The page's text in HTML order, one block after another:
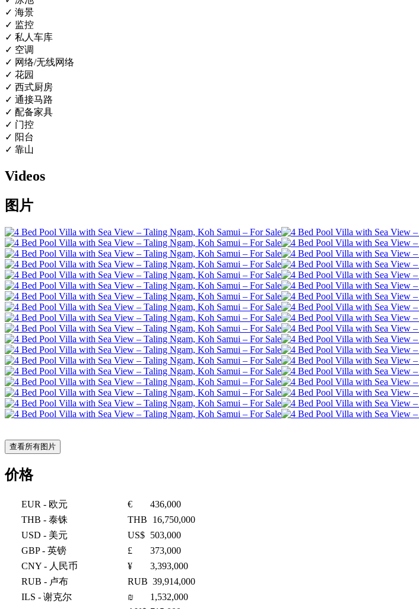
✓ 海景
✓ 监控
✓ 私人车库
✓ 空调
✓ 网络/无线网络
✓ 花园
✓ 西式厨房
✓ 通接马路
✓ 配备家具
✓ 门控
✓ 阳台
✓ 靠山
Videos
图片
查看所有图片
价格
EUR - 欧元 €
436,000
THB - 泰铢 THB
16,750,000
USD - 美元 US$ 503,000
GBP- 英镑 £
373,000
CNY - 人民币 ¥
3,393,000
RUB - 卢布 RUB 39,914,000
ILS - 谢克尔 ₪
1,532,000